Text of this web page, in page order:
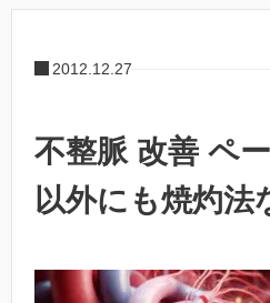
2012.12.27
不整脈 改善 ペ
以外にも焼灼法